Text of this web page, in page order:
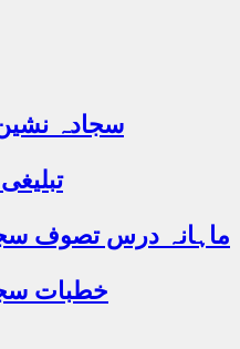
سجادہ
ماہانہ درس تصوف
خطبات